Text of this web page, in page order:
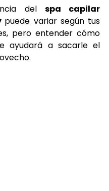
del spa capilar
puede variar según tus
pero entender cómo
ayudará a sacarle el